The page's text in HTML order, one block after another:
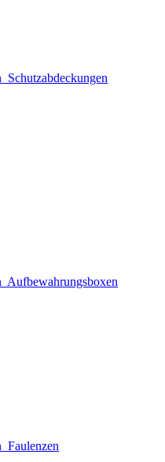
Schutzabdeckungen
Aufbewahrungsboxen
Faulenzen